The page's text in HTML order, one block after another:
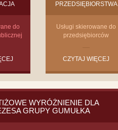
do
PRZEDSIĘBIORSTWA
Usługi skierowane do
przedsiębiorców
CZYTAJ WIĘCEJ
WYRÓŻNIENIE DLA
GRUPY GUMUŁKA